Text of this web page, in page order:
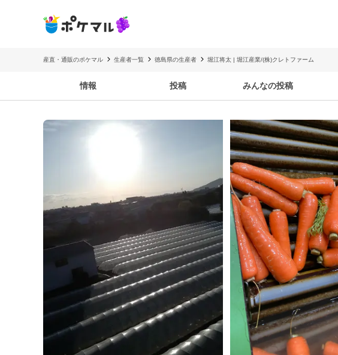
産直・通販のポケマル 生産者一覧 徳島県の生産者 堀江将太 | 堀江産業/(株)クレトファーム
情報 投稿 みんなの投稿